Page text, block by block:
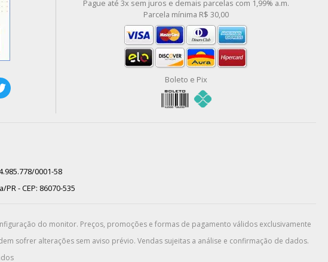
Pague até 3x sem juros e demais parcelas com 1,99% a.m.
Parcela mínima R$ 30,00
Boleto e Pix
0001-58
- CEP: 86070-535
do monitor. Preços, promoções e formas de pagamento válidos exclusivamente
sofrer alterações sem aviso prévio. Vendas sujeitas a análise e confirmação de dados.